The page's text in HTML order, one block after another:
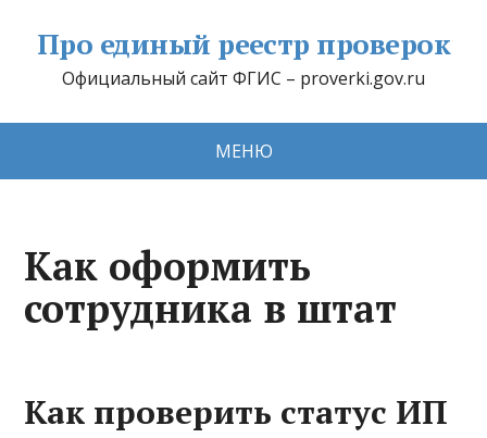
Про единый реестр проверок
Официальный сайт ФГИС – proverki.gov.ru
МЕНЮ
Как оформить
сотрудника в штат
Как проверить статус ИП